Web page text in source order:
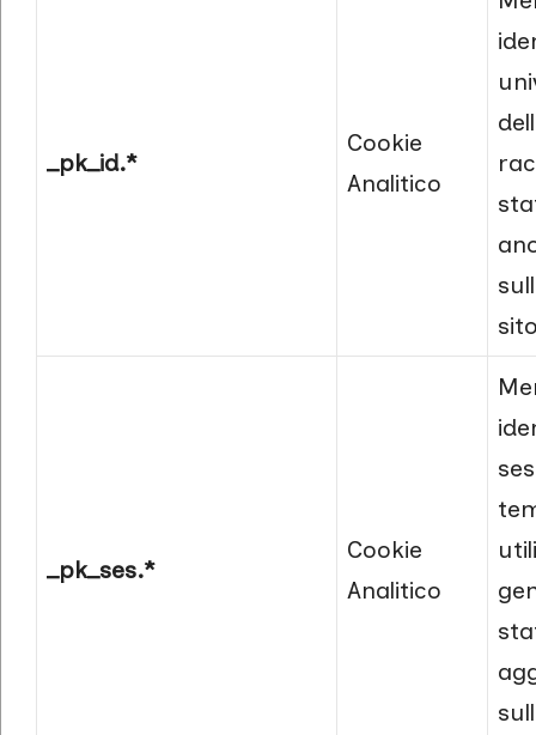
_pk_id.*
Cookie
Analitico
_pk_ses.*
Cookie
Analitico